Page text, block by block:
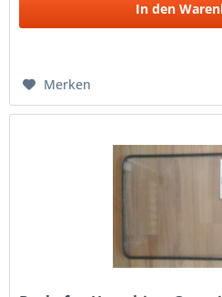
In den
Merken